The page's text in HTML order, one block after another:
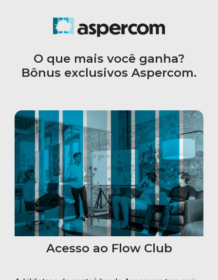
O que mais você ganha?
Bônus exclusivos Aspercom.
Acesso ao Flow Club